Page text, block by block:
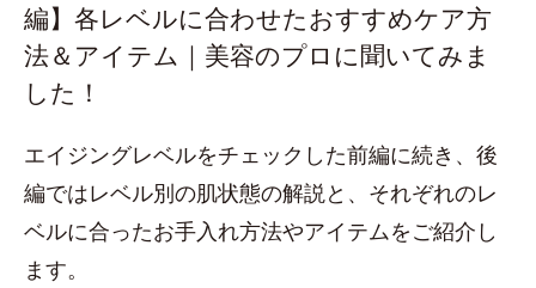
編】各レベルに合わせたおすすめケア方
法＆アイテム｜美容のプロに聞いてみま
した！
エイジングレベルをチェックした前編に続き、後
編ではレベル別の肌状態の解説と、それぞれのレ
ベルに合ったお手入れ方法やアイテムをご紹介し
ます。